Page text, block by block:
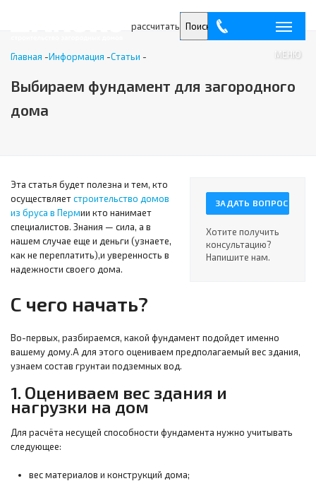
рассчитать
МЕНЮ
Поиск
Главная -Информация -Статьи -
Выбираем фундамент для загородного
дома
ЗАДАТЬ ВОПРОС
Хотите получить
консультацию?
Напишите нам.
Эта статья будет полезна и тем, кто
осуществляетстроительство домов
из бруса в Пермии кто нанимает
специалистов. Знания — сила, а в
нашем случае еще и деньги (узнаете,
как не переплатить),и уверенность в
надежности своего дома.
С чего начать?
Во-первых, разбираемся, какой фундамент подойдет именно
вашему дому.А для этого оцениваем предполагаемый вес здания,
узнаем состав грунтаи подземных вод.
1. Оцениваем вес здания и
нагрузки на дом
Для расчёта несущей способности фундамента нужно учитывать
следующее:
вес материалов и конструкций дома;